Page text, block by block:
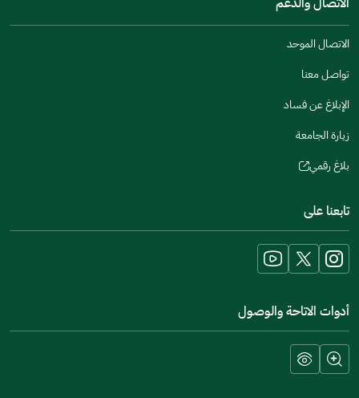
window)
window)
الاتصال الموحد
تواصل معنا
الإبلاغ عن فساد
زيارة الجامعة
بلاغ رقمي
(opens
new
window)
تابعنا على
أدوات الاتاحة والوصول